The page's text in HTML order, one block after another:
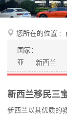
您所在的位置 :
国家：
亚
新西兰
新西兰移民三
新西兰以其优质的